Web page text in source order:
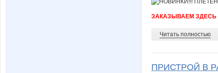
ЗАКАЗЫВАЕМ ЗДЕСЬ
Читать полностью
ПРИСТРОЙ В